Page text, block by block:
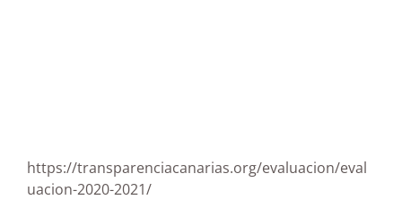
https://transparenciacanarias.org/evaluacion/eval
uacion-2020-2021/